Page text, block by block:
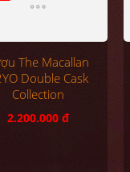
The Macallan
Double Cask
Collection
2.200.000 đ